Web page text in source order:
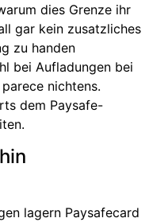
dies Grenze ihr
gar kein zusatzliches
zu handen
bei Aufladungen bei
nichtens.
dem Paysafe-
lagern Paysafecard